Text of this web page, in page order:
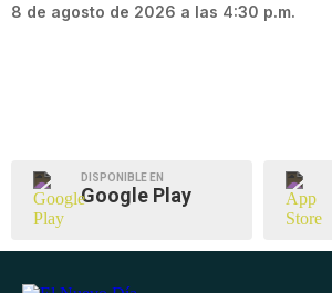
8 de agosto de 2026 a las 4:30 p.m.
DISPONIBLE EN
Google Play